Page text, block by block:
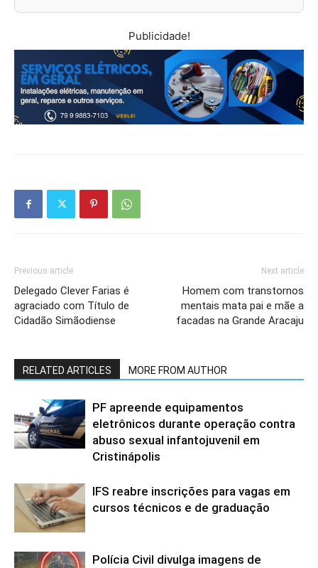
Publicidade!
Previous article
Delegado Clever Farias é
agraciado com Título de
Cidadão Simãodiense
Next article
Homem com transtornos
mentais mata pai e mãe a
facadas na Grande Aracaju
RELATED ARTICLES MORE FROM AUTHOR
PF apreende equipamentos
eletrônicos durante operação contra
abuso sexual infantojuvenil em
Cristinápolis
IFS reabre inscrições para vagas em
cursos técnicos e de graduação
Polícia Civil divulga imagens de